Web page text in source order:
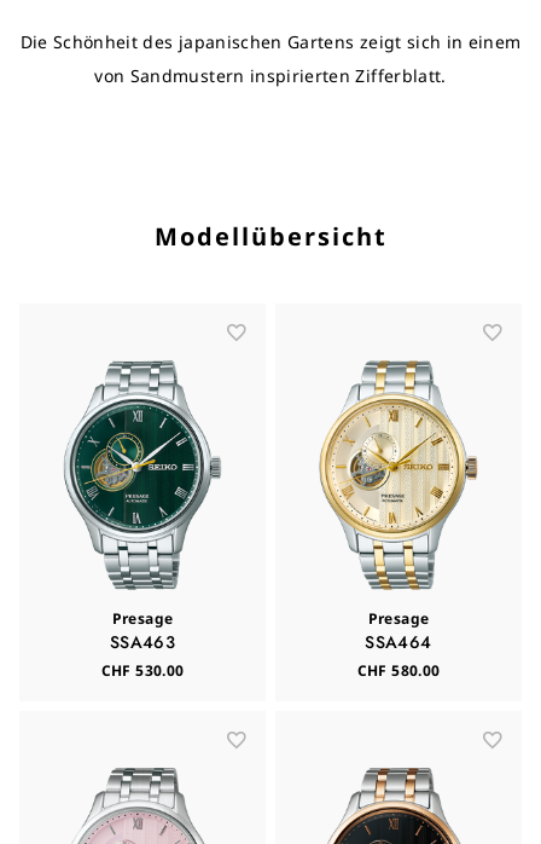
Die Schönheit des japanischen Gartens zeigt sich in einem
von Sandmustern inspirierten Zifferblatt.
Modellübersicht
Presage
SSA463
CHF 530.00
Presage
SSA464
CHF 580.00